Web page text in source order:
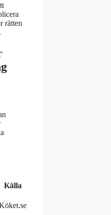
rätten
Källa